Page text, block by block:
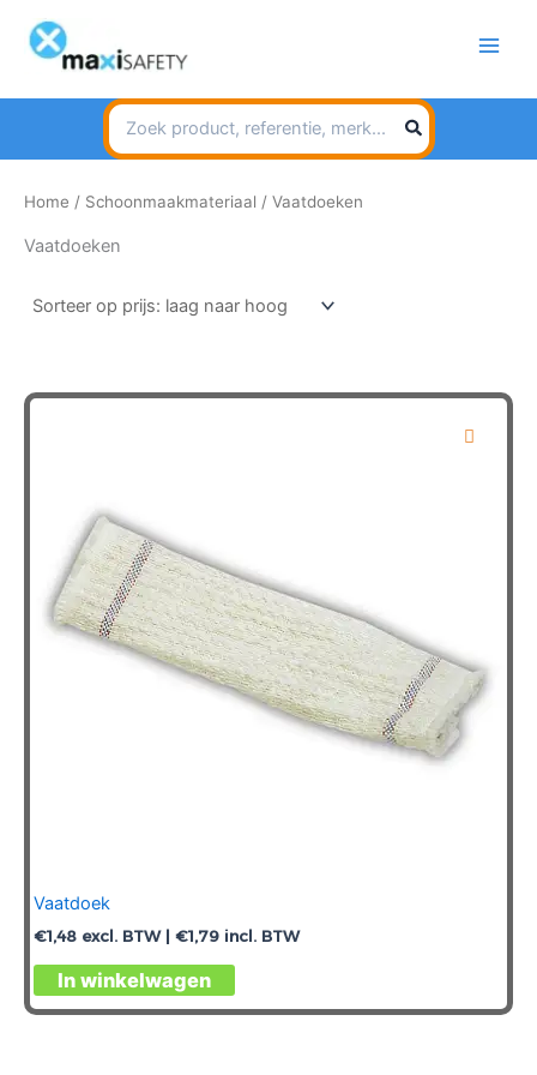
naar
inhoud
Search
for:
Home / Schoonmaakmateriaal / Vaatdoeken
Vaatdoeken
Vaatdoek
€1,48 excl. BTW | €1,79 incl. BTW
In winkelwagen